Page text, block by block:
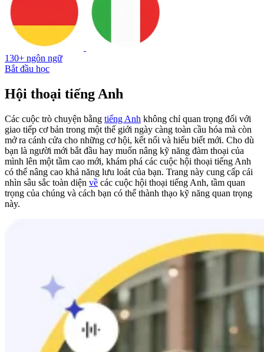
130+ ngôn ngữ
Bắt đầu học
Hội thoại tiếng Anh
Các cuộc trò chuyện bằng tiếng Anh không chỉ quan trọng đối với
giao tiếp cơ bản trong một thế giới ngày càng toàn cầu hóa mà còn
mở ra cánh cửa cho những cơ hội, kết nối và hiểu biết mới. Cho dù
bạn là người mới bắt đầu hay muốn nâng kỹ năng đàm thoại của
mình lên một tầm cao mới, khám phá các cuộc hội thoại tiếng Anh
có thể nâng cao khả năng lưu loát của bạn. Trang này cung cấp cái
nhìn sâu sắc toàn diện về các cuộc hội thoại tiếng Anh, tầm quan
trọng của chúng và cách bạn có thể thành thạo kỹ năng quan trọng
này.